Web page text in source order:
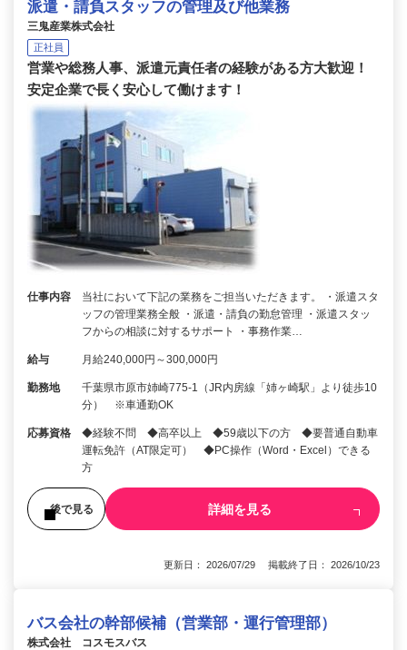
派遣・請負スタッフの管理及び他業務
三鬼産業株式会社
正社員
営業や総務人事、派遣元責任者の経験がある方大歓迎！
安定企業で長く安心して働けます！
仕事内容
当社において下記の業務をご担当いただきます。 ・派遣スタ
ッフの管理業務全般 ・派遣・請負の勤怠管理 ・派遣スタッ
フからの相談に対するサポート ・事務作業…
給与 月給240,000円～300,000円
勤務地
千葉県市原市姉崎775-1（JR内房線「姉ヶ崎駅」より徒歩10
分） ※車通勤OK
応募資格
◆経験不問 ◆高卒以上 ◆59歳以下の方 ◆要普通自動車
運転免許（AT限定可） ◆PC操作（Word・Excel）できる
方
後で見る 詳細を見る
更新日： 2026/07/29 掲載終了日： 2026/10/23
バス会社の幹部候補（営業部・運行管理部）
株式会社 コスモスバス